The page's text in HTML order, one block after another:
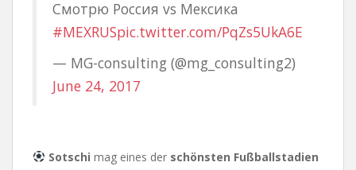
Смотрю Россия vs Мексика
#MEXRUSpic.twitter.com/PqZs5UkA6E
— MG-consulting (@mg_consulting2)
June 24, 2017
Sotschi mag eines der schönsten Fußballstadien